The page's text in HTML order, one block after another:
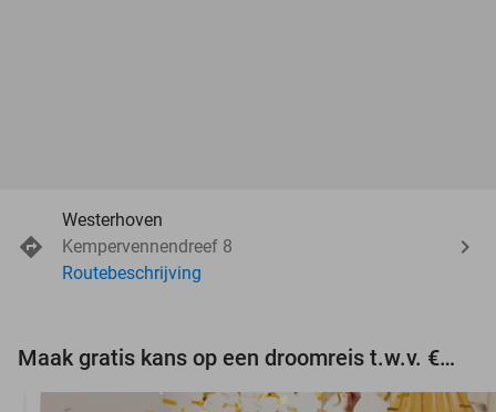
Westerhoven
Kempervennendreef 8
Routebeschrijving
Maak gratis kans op een droomreis t.w.v. €3.000!